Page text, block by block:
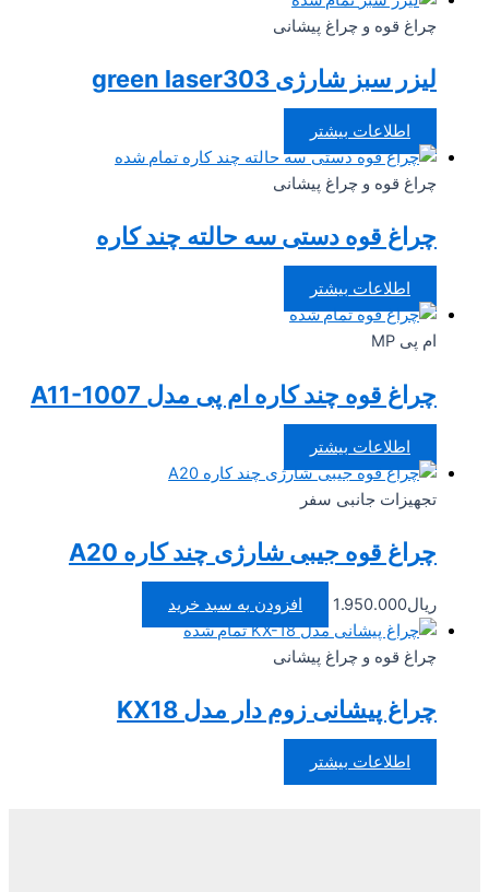
چراغ قوه و چراغ پیشانی
لیزر سبز شارژی green laser303
اطلاعات بیشتر
تمام شده
چراغ قوه و چراغ پیشانی
چراغ قوه دستی سه حالته چند کاره
اطلاعات بیشتر
تمام شده
ام پی MP
چراغ قوه چند کاره ام پی مدل A11-1007
اطلاعات بیشتر
تجهیزات جانبی سفر
چراغ قوه جیبی شارژی چند کاره A20
ریال1.950.000
افزودن به سبد خرید
تمام شده
چراغ قوه و چراغ پیشانی
چراغ پیشانی زوم دار مدل KX18
اطلاعات بیشتر